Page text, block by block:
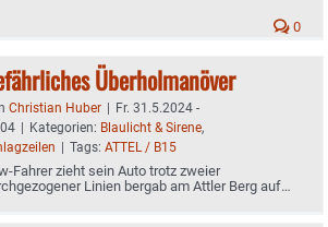
0
Überholmanöver
Christian Huber | Fr. 31.5.2024 -
| Kategorien: Blaulicht & Sirene,
| Tags: ATTEL / B15
Fahrer zieht sein Auto trotz zweier
Linien bergab am Attler Berg auf